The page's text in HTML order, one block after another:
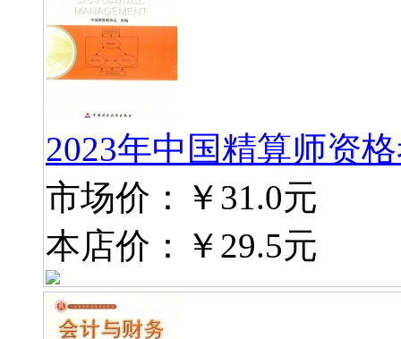
2023年中国精算师资
市场价：
￥31.0元
本店价：
￥29.5元